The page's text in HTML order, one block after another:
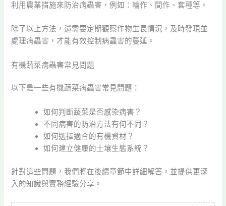
利用農業措施來防治病蟲害，例如：輪作、間作、套種等。
除了以上方法，還需要定期觀察作物生長情況，及時發現並
處理病蟲害，才能有效控制病蟲害的蔓延。
有機蔬菜病蟲害常見問題
以下是一些有機蔬菜病蟲害常見問題：
如何判斷蔬菜是否感染病害？
不同病害的防治方法有何不同？
如何選擇適合的有機資材？
如何建立健康的土壤生態系統？
針對這些問題，我們將在後續章節中詳細解答，並提供更深
入的知識與實務經驗分享。